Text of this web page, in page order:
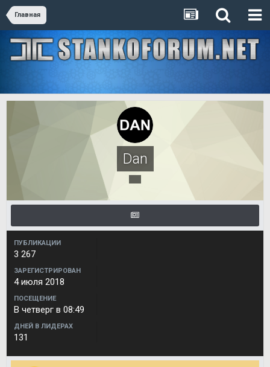
Главная
Dan
ПУБЛИКАЦИИ
3 267
ЗАРЕГИСТРИРОВАН
4 июля 2018
ПОСЕЩЕНИЕ
В четверг в 08:49
ДНЕЙ В ЛИДЕРАХ
131